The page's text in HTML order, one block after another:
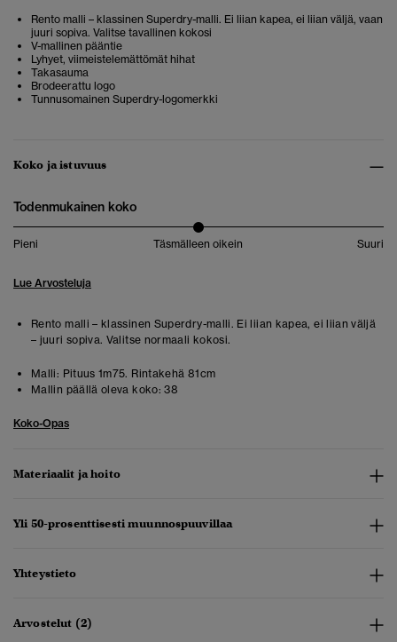
Rento malli – klassinen Superdry-malli. Ei liian kapea, ei liian väljä, vaan
juuri sopiva. Valitse tavallinen kokosi
V-mallinen pääntie
Lyhyet, viimeistelemättömät hihat
Takasauma
Brodeerattu logo
Tunnusomainen Superdry-logomerkki
Koko ja istuvuus
Todenmukainen koko
Pieni Täsmälleen oikein Suuri
Lue Arvosteluja
Rento malli – klassinen Superdry-malli. Ei liian kapea, ei liian väljä
– juuri sopiva. Valitse normaali kokosi.
Malli: Pituus 1m75. Rintakehä 81cm
Mallin päällä oleva koko: 38
Koko-Opas
Materiaalit ja hoito
Yli 50-prosenttisesti muunnospuuvillaa
Yhteystieto
Arvostelut (2)